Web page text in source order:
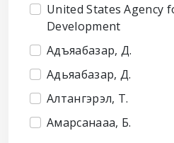
United States Agency
Development
Адъяабазар, Д.
Адьяабазар, Д.
Алтангэрэл, Т.
Амарсанааа, Б.